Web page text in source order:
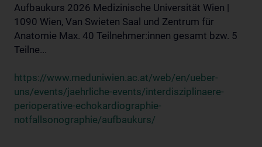
Aufbaukurs 2026 Medizinische Universität Wien |
1090 Wien, Van Swieten Saal und Zentrum für
Anatomie Max. 40 Teilnehmer:innen gesamt bzw. 5
Teilne...
https://www.meduniwien.ac.at/web/en/ueber-
uns/events/jaehrliche-events/interdisziplinaere-
perioperative-echokardiographie-
notfallsonographie/aufbaukurs/